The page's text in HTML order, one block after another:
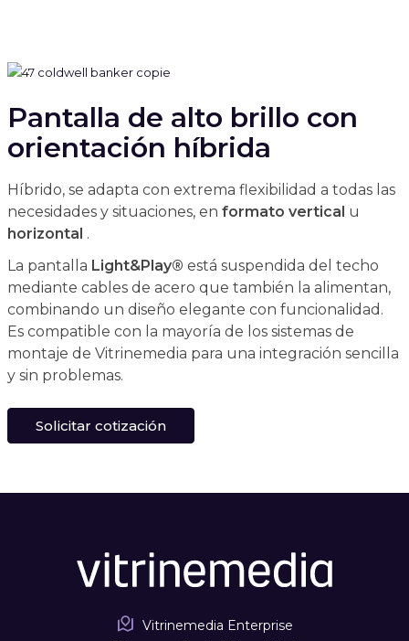
Pantalla de alto brillo con
orientación híbrida
Híbrido, se adapta con extrema flexibilidad a todas las
necesidades y situaciones, en formato vertical u
horizontal .
La pantalla Light&Play® está suspendida del techo
mediante cables de acero que también la alimentan,
combinando un diseño elegante con funcionalidad.
Es compatible con la mayoría de los sistemas de
montaje de Vitrinemedia para una integración sencilla
y sin problemas.
Solicitar cotización
Vitrinemedia Enterprise